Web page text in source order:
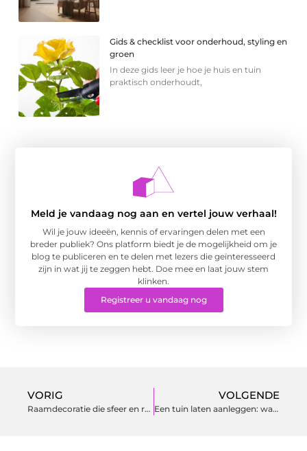
Gids & checklist voor onderhoud, styling en
groen
In deze gids leer je hoe je huis en tuin
praktisch onderhoudt,
Meld je vandaag nog aan en vertel jouw verhaal!
Wil je jouw ideeën, kennis of ervaringen delen met een
breder publiek? Ons platform biedt je de mogelijkheid om je
blog te publiceren en te delen met lezers die geïnteresseerd
zijn in wat jij te zeggen hebt. Doe mee en laat jouw stem
klinken.
Registreer u vandaag nog
VORIG
Raamdecoratie die sfeer en rust brengt in huis
VOLGENDE
Een tuin laten aanleggen: wat kun je verwachten?